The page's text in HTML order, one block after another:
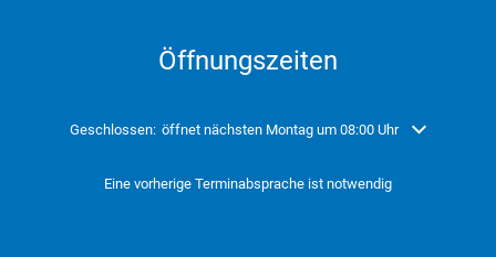
Öffnungszeiten
Klicken, um weitere Öffnungs- oder Schließzeiten auszublenden
Geschlossen: öffnet nächsten Montag um 08:00 Uhr
Eine vorherige Terminabsprache ist notwendig